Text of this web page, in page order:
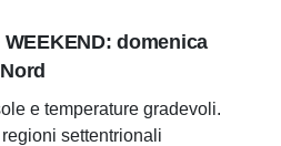
domenica
e temperature gradevoli.
settentrionali